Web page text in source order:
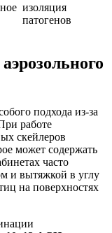
изоляция
патогенов
подхода из-за
работе
скейлеров
может содержать
часто
и вытяжкой в углу
на поверхностях